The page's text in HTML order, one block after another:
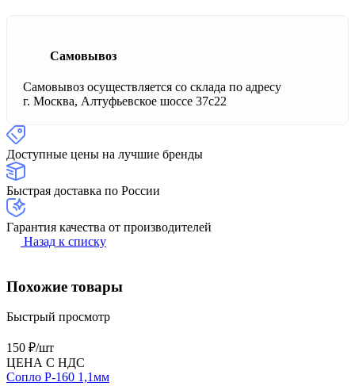
Самовывоз
Самовывоз осуществляется со склада по адресу
г. Москва, Алтуфьевское шоссе 37с22
Доступные цены на лучшие бренды
Быстрая доставка по России
Гарантия качества от производителей
Назад к списку
Похожие товары
Быстрый просмотр
150 ₽/шт
ЦЕНА С НДС
Сопло P-160 1,1мм